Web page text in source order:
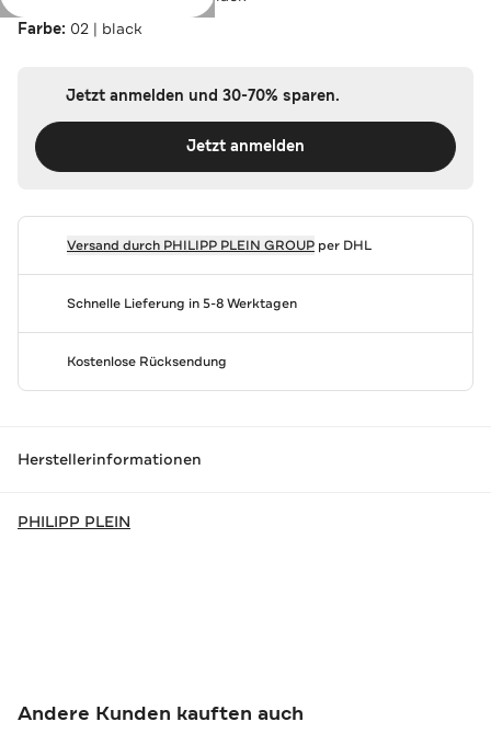
Farbe: 02 | black
Jetzt anmelden und 30-70% sparen.
Jetzt anmelden
Versand durch PHILIPP PLEIN GROUPper DHL
Schnelle Lieferung in 5-8 Werktagen
Kostenlose Rücksendung
Herstellerinformationen
PHILIPP PLEIN
Andere Kunden kauften auch